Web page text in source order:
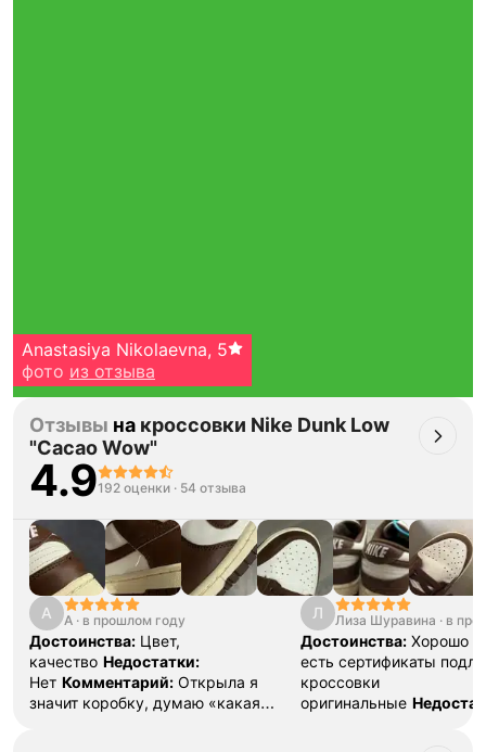
Тройная гарантия
оригинальности
Товар сертифицирован и опломбирован.
Проверяем на оригинальность
по 16 параметрам.
Если придёт подделка — вернём деньги
в трёхкратном размере.
Как мы провеяем товары
Anastasiya Nikolaevna, 5
фото из отзыва
Отзывы на кроссовки Nike Dunk Low
"Cacao Wow"
4.9192 оценки · 54 отзыва
А А · в прошлом году
Достоинства: Цвет,
качество Недостатки:
Нет Комментарий: Открыла я
значит коробку, думаю «какая
Л Лиза Шуравина · в
Достоинства: Хорошо
есть сертификаты
кроссовки
оригинальные